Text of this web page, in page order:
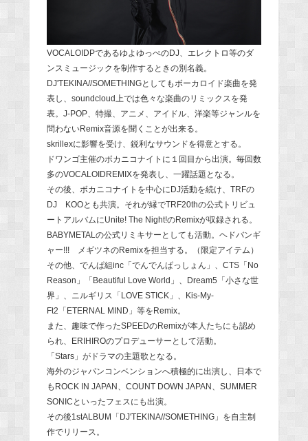
VOCALOIDPであるゆよゆっぺのDJ、エレクトロ等のダ
ンスミュージックを制作するときの別名義。
DJ'TEKINA//SOMETHINGとしてもボーカロイド楽曲を発
表し、soundcloud上では色々な楽曲のリミックスを発
表。J-POP、特撮、アニメ、アイドル、洋楽等ジャンルを
問わないRemix音源を聞くことが出来る。
skrillexに影響を受け、鋭利なサウンドを得意とする。
ドワンゴ主催のボカニコナイトに１回目から出演。毎回数
多のVOCALOIDREMIXを発表し、一躍話題となる。
その後、ボカニコナイトを中心にDJ活動を続け、TRFの
DJ KOOとも共演。それが縁でTRF20thの公式トリビュ
ートアルバムにUnite! The Night!のRemixが収録される。
BABYMETALの公式リミキサーとしても活動。ヘドバンギ
ャー!!! メギツネのRemixを担当する。（限定アイテム）
その他、でんぱ組inc「でんでんぱっしょん」、CTS「No
Reason」「Beautiful Love World」、Dream5「小さな世
界」、ニルギリス「LOVE STICK」、Kis-My-
Ft2「ETERNAL MIND」等をRemix。
また、趣味で作ったSPEEDのRemixが本人たちにも認め
られ、ERIHIROのプロデューサーとして活動。
「Stars」がドラマの主題歌となる。
海外のジャパンコンベンションへ積極的に出演し、日本で
もROCK IN JAPAN、COUNT DOWN JAPAN、SUMMER
SONICといったフェスにも出演。
その後1stALBUM「DJ'TEKINA//SOMETHING」を自主制
作でリリース。